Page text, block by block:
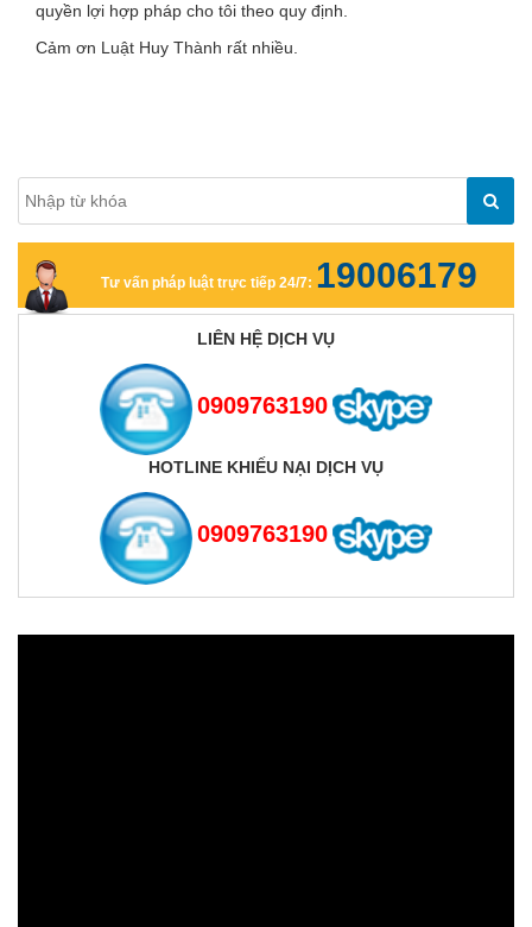
quy định.
của gia đình tôi đã được đảm
Tư vấn pháp luật trực tiếp 24/7: 19006179
LIÊN HỆ DỊCH VỤ
0909763190
HOTLINE KHIẾU NẠI DỊCH VỤ
0909763190